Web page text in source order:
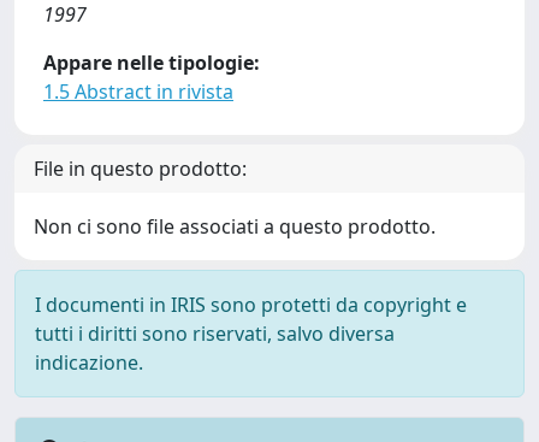
1997
Appare nelle tipologie:
1.5 Abstract in rivista
File in questo prodotto:
Non ci sono file associati a questo prodotto.
I documenti in IRIS sono protetti da copyright e
tutti i diritti sono riservati, salvo diversa
indicazione.